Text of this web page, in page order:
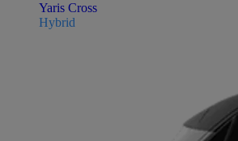
Yaris Cross
Hybrid